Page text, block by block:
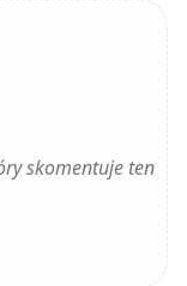
skomentuje ten